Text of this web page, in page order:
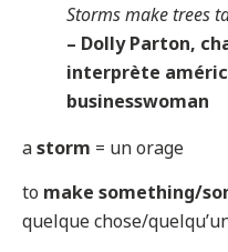
Storms make trees
– Dolly Parton,
interprète
businesswoman
astorm = un orage
to make something/
quelque chose/